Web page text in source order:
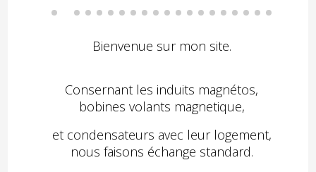
Bienvenue sur mon site.
Consernant les induits magnétos,
bobines volants magnetique,
et condensateurs avec leur logement,
nous faisons échange standard.